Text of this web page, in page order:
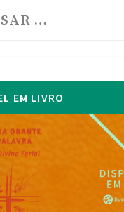
EM LIVRO